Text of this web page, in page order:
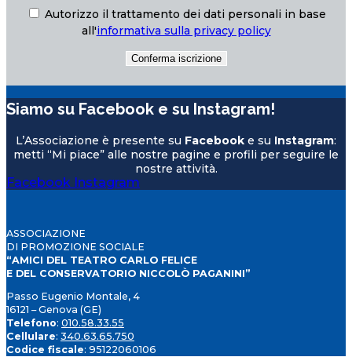
Autorizzo il trattamento dei dati personali in base
all'informativa sulla privacy policy
Siamo su Facebook e su Instagram!
L’Associazione è presente su Facebook e su Instagram:
metti “Mi piace” alle nostre pagine e profili per seguire le
nostre attività.
Facebook Instagram
ASSOCIAZIONE
DI PROMOZIONE SOCIALE
“AMICI DEL TEATRO CARLO FELICE
E DEL CONSERVATORIO NICCOLÒ PAGANINI”
Passo Eugenio Montale, 4
16121 – Genova (GE)
Telefono: 010.58.33.55
Cellulare: 340.63.65.750
Codice fiscale: 95122060106